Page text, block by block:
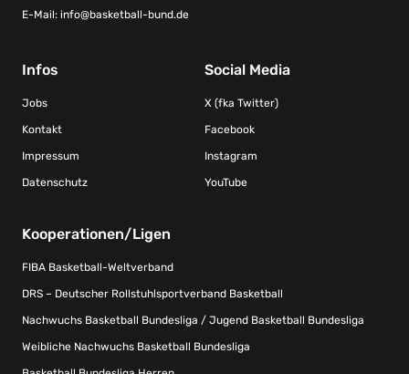
E-Mail: info@basketball-bund.de
Infos
Jobs
Kontakt
Impressum
Datenschutz
Social Media
X (fka Twitter)
Facebook
Instagram
YouTube
Kooperationen/Ligen
FIBA Basketball-Weltverband
DRS – Deutscher Rollstuhlsportverband Basketball
Nachwuchs Basketball Bundesliga / Jugend Basketball Bundesliga
Weibliche Nachwuchs Basketball Bundesliga